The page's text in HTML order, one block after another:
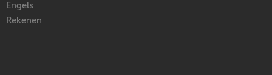
Engels
Rekenen